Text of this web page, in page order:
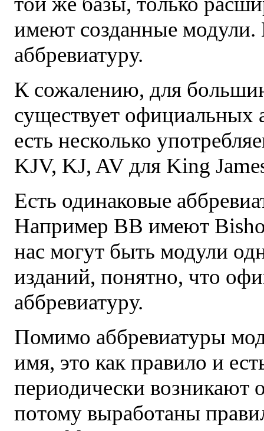
имеют созданные
аббревиатуру.
К сожалению, для
существует официальных
есть несколько
KJV, KJ, AV для King
Есть одинаковые
Например BB имеют
нас могут быть модули
изданий, понятно, что
аббревиатуру.
Помимо аббревиатуры
имя, это как правило и
периодически
потому выработаны